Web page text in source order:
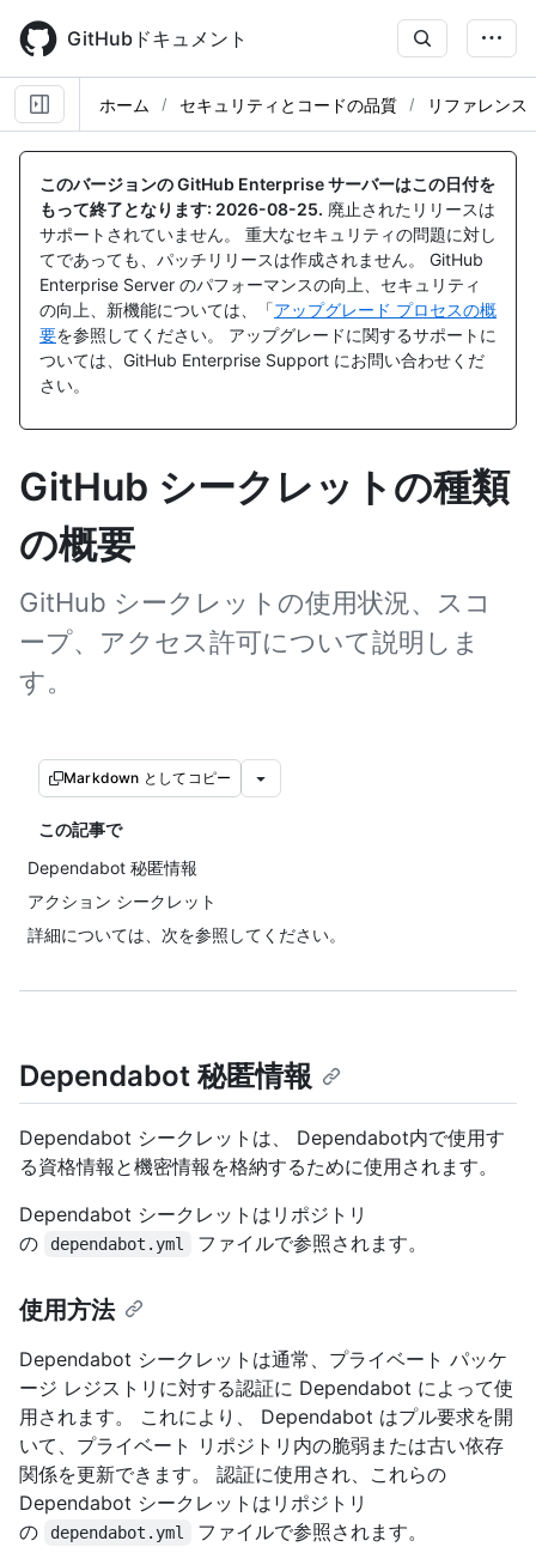
main
content
GitHubドキュメント
ホーム セキュリティとコードの品質 リファレンス
このバージョンの GitHub Enterprise サーバーはこの日付を
もって終了となります: 2026-08-25. 廃止されたリリースは
サポートされていません。 重大なセキュリティの問題に対し
てであっても、パッチリリースは作成されません。 GitHub
Enterprise Server のパフォーマンスの向上、セキュリティ
の向上、新機能については、「アップグレード プロセスの概
要を参照してください。 アップグレードに関するサポートに
ついては、GitHub Enterprise Support にお問い合わせくだ
さい。
GitHub シークレットの種類
の概要
GitHub シークレットの使用状況、スコ
ープ、アクセス許可について説明しま
す。
Markdown としてコピー
この記事で
Dependabot 秘匿情報
アクション シークレット
詳細については、次を参照してください。
Dependabot 秘匿情報
Dependabot シークレットは、 Dependabot内で使用す
る資格情報と機密情報を格納するために使用されます。
Dependabot シークレットはリポジトリ
の
dependabot.yml ファイルで参照されます。
使用方法
Dependabot シークレットは通常、プライベート パッケ
ージ レジストリに対する認証に Dependabot によって使
用されます。 これにより、 Dependabot はプル要求を開
いて、プライベート リポジトリ内の脆弱または古い依存
関係を更新できます。 認証に使用され、これらの
Dependabot シークレットはリポジトリ
の
dependabot.yml
ファイルで参照されます。